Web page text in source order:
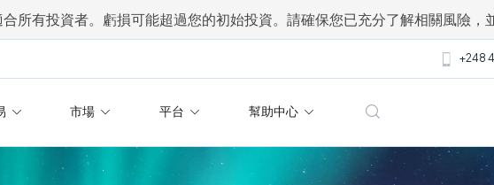
所有投資者。虧損可能超過您的初始投資。請確保您已充分了解相關風險，
+248
市場 平台 幫助中心